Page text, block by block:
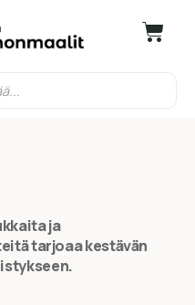
ja
tarjoaa kestävän